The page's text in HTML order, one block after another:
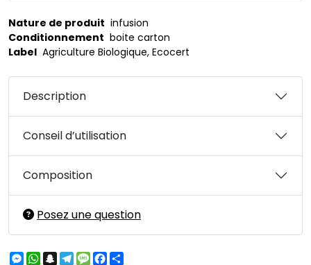
Nature de produit infusion
Conditionnement boite carton
Label Agriculture Biologique, Ecocert
Description
Conseil d’utilisation
Composition
Posez une question
Messenger
WhatsApp
Snapchat
Telegram
MessageFacebook